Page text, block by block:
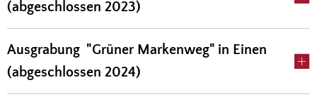
(abgeschlossen 2023)
Ausgrabung "Grüner Markenweg" in Einen
(abgeschlossen 2024)